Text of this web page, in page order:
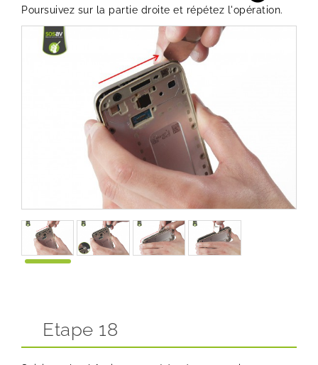
Poursuivez sur la partie droite et répétez l'opération.
Etape 18